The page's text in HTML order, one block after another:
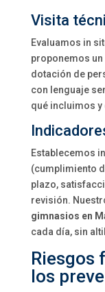
Visita
Evaluamos in
proponemos
dotación de
con lenguaje
qué incluimos
Establecemos
(cumplimiento
plazo,
revisión.
gimnasios en
cada día, sin
Riesgos
los